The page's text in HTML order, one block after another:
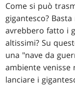
Come si può
gigantesco?
avrebbero fatto i
altissimi? Su
una "nave da
ambiente
lanciare i